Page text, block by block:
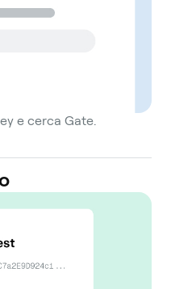
e cerca Gate.